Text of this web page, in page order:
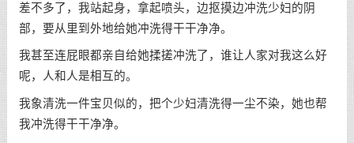
差不多了，我站起身，拿起喷头，边抠摸边冲洗少妇的阴
部，要从里到外地给她冲洗得干干净净。
我甚至连屁眼都亲自给她揉搓冲洗了，谁让人家对我这么好
呢，人和人是相互的。
我象清洗一件宝贝似的，把个少妇清洗得一尘不染，她也帮
我冲洗得干干净净。